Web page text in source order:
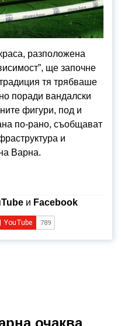
разположена
ще започне
тя трябваше
поради вандалски
фигури, под и
по-рано, съобщават
и
Варна.
и Facebook
очаква